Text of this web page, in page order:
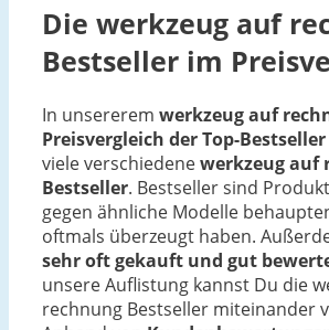
Die werkzeug auf
Bestseller im
In unsererem werkzeug auf
Preisvergleich der Top-Bestseller
viele verschiedenewerkzeug auf
Bestseller. Bestseller sind
gegen ähnliche Modelle
oftmals überzeugt haben.
sehr oft gekauft und gut
unsere Auflistung kannst Du die
rechnung Bestseller miteinander